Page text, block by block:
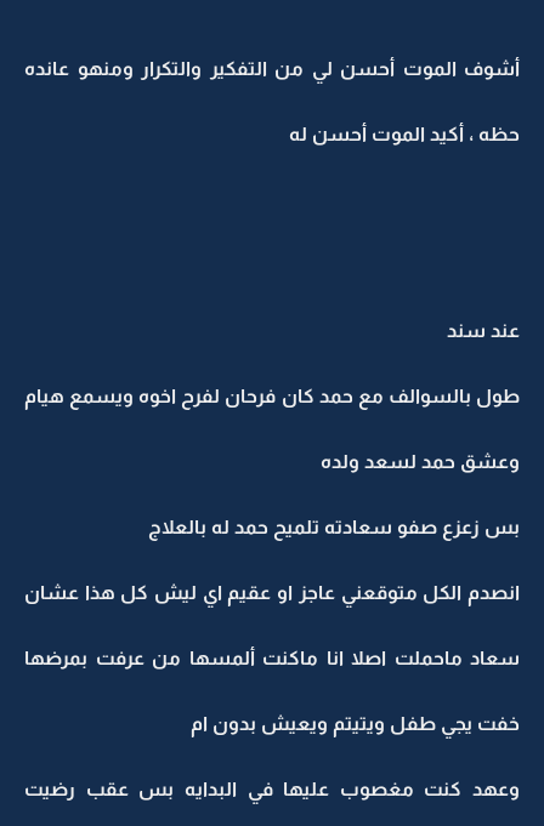
أشوف الموت أحسن لي من التفكير والتكرار ومنهو عانده
حظه ، أكيد الموت أحسن له
عند سند
طول بالسوالف مع حمد كان فرحان لفرح اخوه ويسمع هيام
وعشق حمد لسعد ولده
بس زعزع صفو سعادته تلميح حمد له بالعلاج
انصدم الكل متوقعني عاجز او عقيم اي ليش كل هذا عشان
سعاد ماحملت اصلا انا ماكنت ألمسها من عرفت بمرضها
خفت يجي طفل ويتيتم ويعيش بدون ام
وعهد كنت مغصوب عليها في البدايه بس عقب رضيت